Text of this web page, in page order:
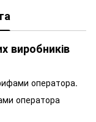
виробників
оператора.
оператора